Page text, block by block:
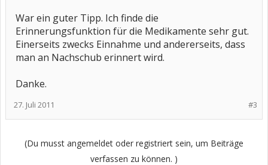
War ein guter Tipp. Ich finde die
Erinnerungsfunktion für die Medikamente sehr gut.
Einerseits zwecks Einnahme und andererseits, dass
man an Nachschub erinnert wird.
Danke.
#3
27. Juli 2011
(Du musst angemeldet oder registriert sein, um Beiträge
verfassen zu können. )